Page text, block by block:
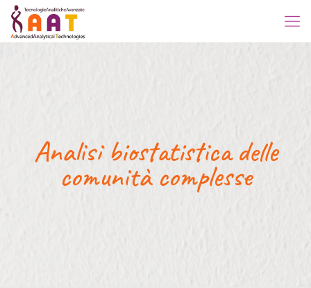
Analisi biostatistica delle
comunità complesse